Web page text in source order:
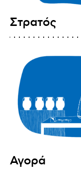
Στρατός
Αγορά